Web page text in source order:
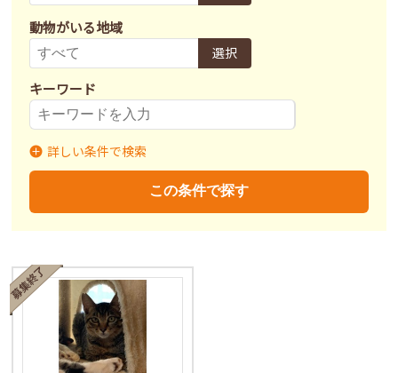
動物がいる地域
選択
キーワード
募集状況
不妊去勢手術
済 未 不明
詳しい条件で検索
この条件で探す